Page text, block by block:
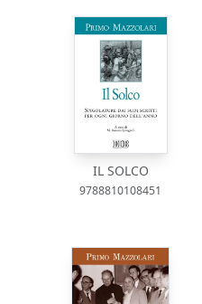
IL SOLCO
9788810108451